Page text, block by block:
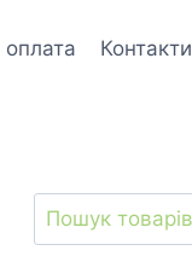
Контакти
Шукати: